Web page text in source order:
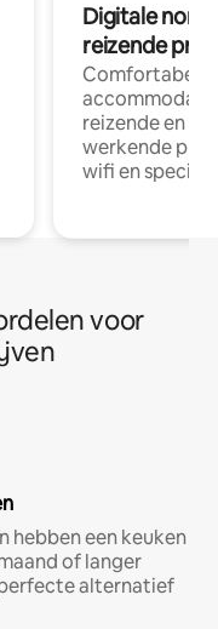
Digitale
reizende
Comfortabele
reizende en
werkende
wifi en
voor
hebben een keuken
of langer
alternatief